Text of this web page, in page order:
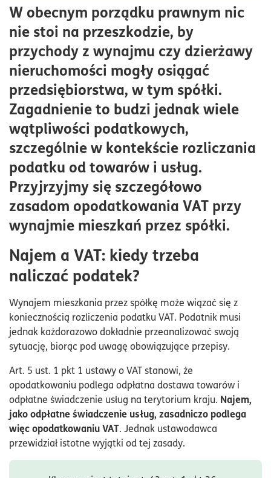
Kiedy obowiązuje zwolnienie z VAT na wynajem
mieszkania?
VAT od najmu lokalu użytkowego
Wynajem mieszkania dla spółki
Najem długoterminowy mieszkania a VAT
Obowiązki spółki z o.o. wynajmującej mieszkania
W obecnym porządku prawnym nic
nie stoi na przeszkodzie, by
przychody z wynajmu czy dzierżawy
nieruchomości mogły osiągać
przedsiębiorstwa, w tym spółki.
Zagadnienie to budzi jednak wiele
wątpliwości podatkowych,
szczególnie w kontekście rozliczania
podatku od towarów i usług.
Przyjrzyjmy się szczegółowo
zasadom opodatkowania VAT przy
wynajmie mieszkań przez spółki.
Najem a VAT: kiedy trzeba
naliczać podatek?
Wynajem mieszkania przez spółkę może wiązać się z
koniecznością rozliczenia podatku VAT. Podatnik musi
jednak każdorazowo dokładnie przeanalizować swoją
sytuację, biorąc pod uwagę obowiązujące przepisy.
Art. 5 ust. 1 pkt 1 ustawy o VAT stanowi, że
opodatkowaniu podlega odpłatna dostawa towarów i
odpłatne świadczenie usług na terytorium kraju. Najem,
jako odpłatne świadczenie usług, zasadniczo podlega
więc opodatkowaniu VAT. Jednak ustawodawca
przewidział istotne wyjątki od tej zasady.